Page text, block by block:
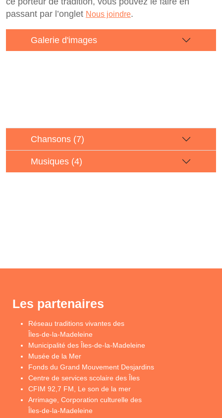
passant par l’onglet Nous joindre.
Galerie d'images
Chansons (7)
Musiques (4)
Les partenaires
Réseau traditions vivantes des
Îles-de-la-Madeleine
Municipalité des Îles-de-la-Madeleine
Musée de la Mer
Fonds du Grand Mouvement Desjardins
Centre de services scolaire des Îles
CFIM 92,7 FM, Le son de la mer
Arrimage, Corporation culturelle des
Îles-de-la-Madeleine